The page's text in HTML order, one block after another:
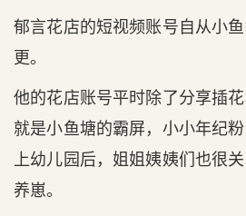
郁言花店的短视频账号自从小
更。
他的花店账号平时除了分享插花
就是小鱼塘的霸屏，小小年纪
上幼儿园后，姐姐姨姨们也很
养崽。